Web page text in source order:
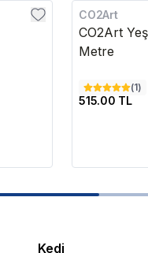
CO2Art
CO2Art
Metre
(1)
515.00 TL
Kedi